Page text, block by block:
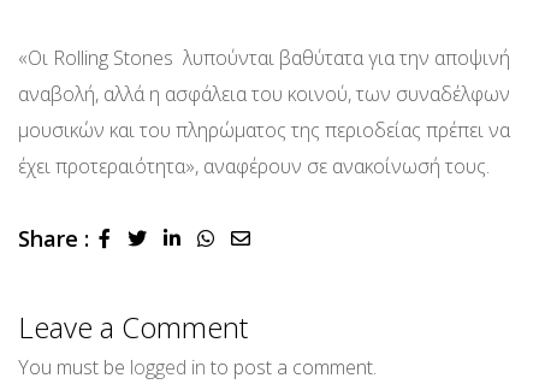
«Οι Rolling Stones λυπούνται βαθύτατα για την αποψινή
αναβολή, αλλά η ασφάλεια του κοινού, των συναδέλφων
μουσικών και του πληρώματος της περιοδείας πρέπει να
έχει προτεραιότητα», αναφέρουν σε ανακοίνωσή τους.
Share : LinkedInWhatsapp
Share
Leave a Comment
You must be logged in to post a comment.